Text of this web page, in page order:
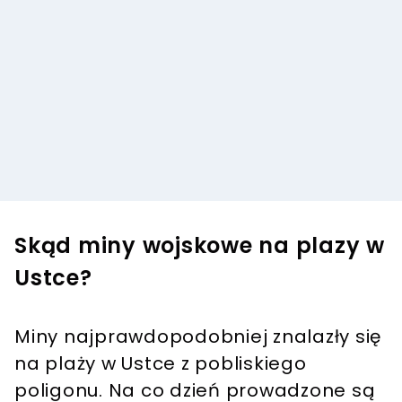
Skąd miny wojskowe na plazy w
Ustce?
Miny najprawdopodobniej znalazły się
na plaży w Ustce z pobliskiego
poligonu. Na co dzień prowadzone są